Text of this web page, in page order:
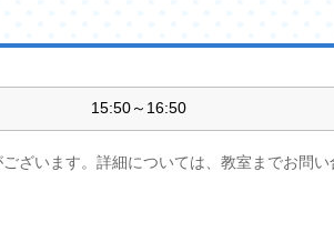
15:50～16:50
ざいます。詳細については、教室までお問い